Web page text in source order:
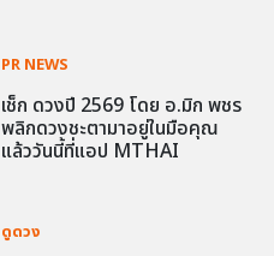
PR NEWS
เช็ก ดวงปี 2569 โดย อ.มิก พชร
พลิกดวงชะตามาอยู่ในมือคุณ
แล้ววันนี้ที่แอป MTHAI
ดูดวง